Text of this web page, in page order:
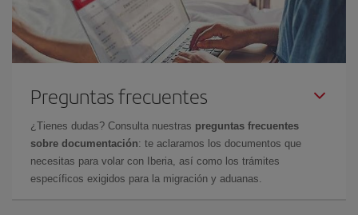
Preguntas frecuentes
¿Tienes dudas? Consulta nuestras preguntas frecuentes
sobre documentación: te aclaramos los documentos que
necesitas para volar con Iberia, así como los trámites
específicos exigidos para la migración y aduanas.